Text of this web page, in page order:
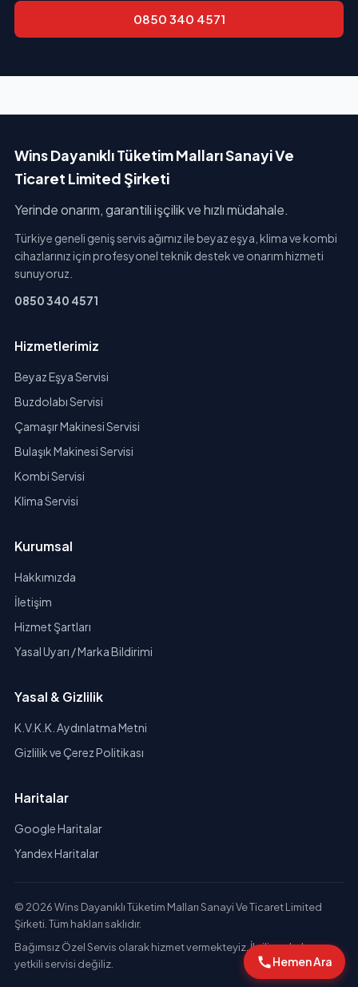
0850 340 4571
Wins Dayanıklı Tüketim Malları Sanayi Ve
Ticaret Limited Şirketi
Yerinde onarım, garantili işçilik ve hızlı müdahale.
Türkiye geneli geniş servis ağımız ile beyaz eşya, klima ve kombi
cihazlarınız için profesyonel teknik destek ve onarım hizmeti
sunuyoruz.
0850 340 4571
Hizmetlerimiz
Beyaz Eşya Servisi
Buzdolabı Servisi
Çamaşır Makinesi Servisi
Bulaşık Makinesi Servisi
Kombi Servisi
Klima Servisi
Kurumsal
Hakkımızda
İletişim
Hizmet Şartları
Yasal Uyarı / Marka Bildirimi
Yasal & Gizlilik
K.V.K.K. Aydınlatma Metni
Gizlilik ve Çerez Politikası
Haritalar
Google Haritalar
Yandex Haritalar
© 2026 Wins Dayanıklı Tüketim Malları Sanayi Ve Ticaret Limited
Şirketi. Tüm hakları saklıdır.
Bağımsız Özel Servis olarak hizmet vermekteyiz. İlgili markaların
yetkili servisi değiliz.
Hemen Ara